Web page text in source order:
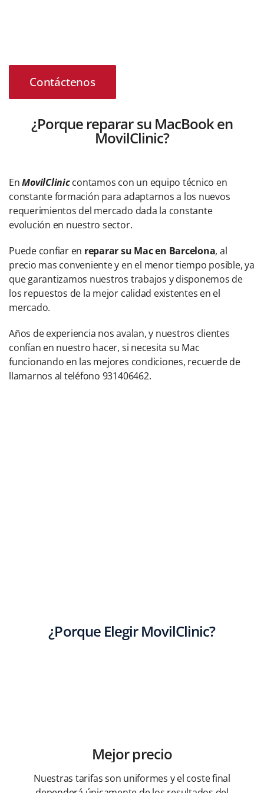
Contáctenos
¿Porque reparar su MacBook en
MovilClinic?
EnMovilCliniccontamos con un equipo técnico en
constante formación para adaptarnos a los nuevos
requerimientos del mercado dada la constante
evolución en nuestro sector.
Puede confiar en reparar su Mac en Barcelona, al
precio mas conveniente y en el menor tiempo posible, ya
que garantizamos nuestros trabajos y disponemos de
los repuestos de la mejor calidad existentes en el
mercado.
Años de experiencia nos avalan, y nuestros clientes
confían en nuestro hacer, si necesita su Mac
funcionando en las mejores condiciones, recuerde de
llamarnos al teléfono 931406462.
¿Porque Elegir MovilClinic?
Mejor precio
Nuestras tarifas son uniformes y el coste final